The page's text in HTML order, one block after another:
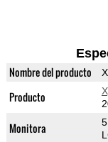
Nombre del producto
Producto
Monitora